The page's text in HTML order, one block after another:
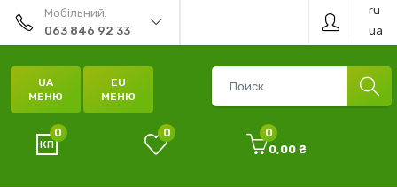
Мобільний:
063 846 92 33
ru
ua
UA
МЕНЮ
EU
МЕНЮ
0 0
0
0,00 ₴